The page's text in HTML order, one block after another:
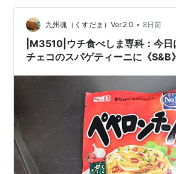
九州魂（くすだま）Ver.2.0 • 8日前
|M3510|ウチ食べしま専科：今日
チェコのスパゲティーニに《S&B
ロ卵をのせてヴォーノ！